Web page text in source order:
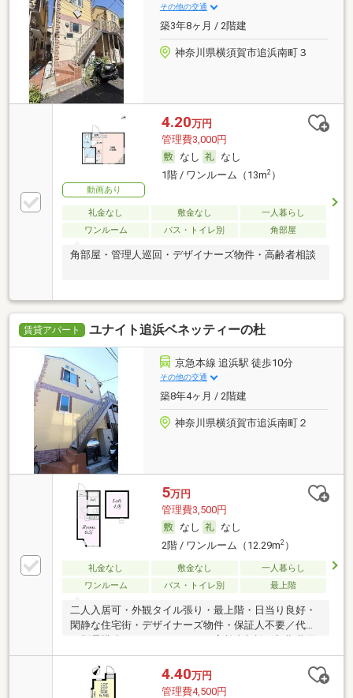
その他の交通
築3年8ヶ月 / 2階建
神奈川県横須賀市追浜南町３
動画あり
4.20万円
管理費3,000円
なし
なし
1階 / ワンルーム（13m2）
礼金なし 敷金なし
一人暮らし
ワンルーム
バス・トイレ別 角部屋
角部屋・管理人巡回・デザイナーズ物件・高齢者相談
賃貸アパート ユナイト追浜ベネッティーの杜
京急本線 追浜駅 徒歩10分
その他の交通
築8年4ヶ月 / 2階建
神奈川県横須賀市追浜南町２
5万円
管理費3,500円
なし
なし
2階 / ワンルーム（12.29m2）
礼金なし 敷金なし
一人暮らし
ワンルーム
バス・トイレ別 最上階
二人入居可・外観タイル張り・最上階・日当り良好・
閑静な住宅街・デザイナーズ物件・保証人不要／代行
・制震構造・ルームシェア可・高齢者相談・初期費用
カード決済可
4.40万円
管理費4,500円